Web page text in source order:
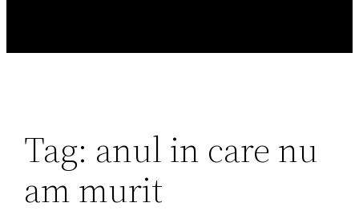
Tag: anul in care nu
am murit